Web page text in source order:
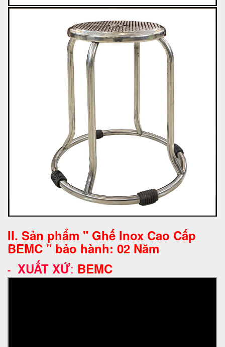
II. Sản phẩm " Ghế Inox Cao Cấp
BEMC " bảo hành: 02 Năm
- XUẤT XỨ: BEMC